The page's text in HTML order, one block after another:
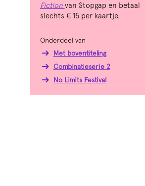
Fiction van Stopgap en betaal
slechts € 15 per kaartje.
Onderdeel van
Met boventiteling
Combinatieserie 2
No Limits Festival